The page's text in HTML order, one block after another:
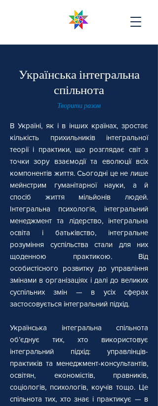
Українська інтегральна
спільнота
Творити разом
В Україні, як і в інших країнах, зростає
кількість прихильників інтегральної
теорії і практики, що розглядає світ з
точки зору взаємодії та еволюції всіх
компонентів життя. Сьогодні це не лише
мейнстрим гуманітарної науки, а й
спосіб життя мільйонів людей.
Інтегральна психологія, інтегральний
менеджмент та лідерство, інтегральна
освіта і батьківство, інтегральне
розуміння суспільства стали для них
щоденною практикою. Від
особистісного розвитку до управління
змінами в організаціях і далі до великих
суспільних змін — в усіх сферах
застосовується інтегральний підхід.
Українська інтегральна спільнота
об’єднує тих, хто використовує
інтегральний підхід: управлінців-
практиків та менеджмент-консультантів,
освітян, економістів, правників,
соціологів, психологів, коучів тощо. Це
спільнота тих, хто знає і практикує — в